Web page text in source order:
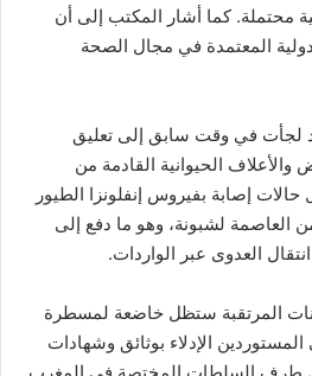
كما أشار المكتب إلى أن
المعتمدة في مجال الصحة
لجأت في وقت سابق إلى تعليق
والأعلاف الحيوانية القادمة من
إصابة بفيروس إنفلونزا الطيور
العاصمة لشبونة، وهو ما دفع إلى
انتقال العدوى عبر الواردات.
المرتقبة ستظل خاضعة لمسطرة
الإدلاء بوثائق وشهادات